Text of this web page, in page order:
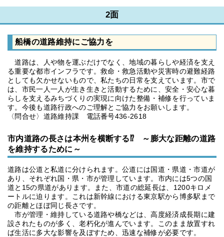
2面
船橋の道路維持にご協力を
道路は、人や物を運ぶだけでなく、地域の暮らしや経済を支え
る重要な都市インフラです。救命・救急活動や災害時の避難経路
としても欠かせないもので、私たちの日常を支えています。市で
は、市民一人一人が生き生きと活動するために、安全・安心な暮
らしを支えるみちづくりの実現に向けた整備・補修を行っていま
す。今後も道路行政へのご理解とご協力をお願いします。
〈問合せ〉道路維持課 電話番号436-2618
市内道路の長さは本州を横断する⁉ ～膨大な距離の道路
を維持するために～
道路は公道と私道に分けられます。公道には国道・県道・市道が
あり、それぞれ国・県・市が管理しています。市内には5つの国
道と15の県道があります。また、市道の総延長は、1200キロメ
ートルに迫ります。これは新幹線における東京駅から博多駅まで
の距離とほぼ同じ長さです。
市が管理・維持している道路や橋などは、高度経済成長期に建
設されたものが多く、老朽化が進んでいます。このまま放置すれ
ば生活に多大な影響を及ぼすため、迅速な補修が必要です。